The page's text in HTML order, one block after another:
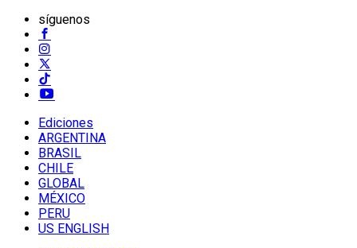
síguenos
Ediciones
ARGENTINA
BRASIL
CHILE
GLOBAL
MÉXICO
PERU
US ENGLISH